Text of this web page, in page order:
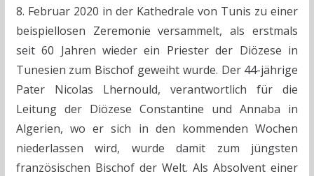
8. Februar 2020 in der Kathedrale von Tunis zu einer
beispiellosen Zeremonie versammelt, als erstmals
seit 60 Jahren wieder ein Priester der Diözese in
Tunesien zum Bischof geweiht wurde. Der 44-jährige
Pater Nicolas Lhernould, verantwortlich für die
Leitung der Diözese Constantine und Annaba in
Algerien, wo er sich in den kommenden Wochen
niederlassen wird, wurde damit zum jüngsten
französischen Bischof der Welt. Als Absolvent einer